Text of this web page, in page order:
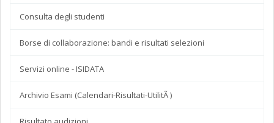
Consulta degli studenti
Borse di collaborazione: bandi e risultati selezioni
Servizi online - ISIDATA
Archivio Esami (Calendari-Risultati-UtilitÃ )